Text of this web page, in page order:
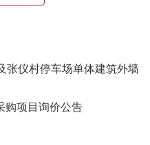
张仪村停车场单体建筑外墙
购项目询价公告